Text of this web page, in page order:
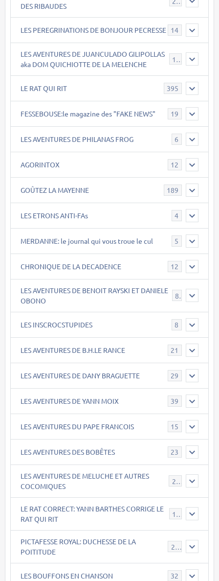
DES RIBAUDES
LES PEREGRINATIONS DE BONJOUR PECRESSE 14
LES AVENTURES DE JUANCULADO GILIPOLLAS
aka DOM QUICHIOTTE DE LA MELENCHE
119
LE RAT QUI RIT 395
FESSEBOUSE:le magazine des "FAKE NEWS" 19
LES AVENTURES DE PHILANAS FROG 6
AGORINTOX 12
GOÛTEZ LA MAYENNE 189
LES ETRONS ANTI-FAs 4
MERDANNE: le journal qui vous troue le cul 5
CHRONIQUE DE LA DECADENCE 12
LES AVENTURES DE BENOIT RAYSKI ET DANIELE
OBONO
8
LES INSCROCSTUPIDES 8
LES AVENTURES DE B.H.LE RANCE 21
LES AVENTURES DE DANY BRAGUETTE 29
LES AVENTURES DE YANN MOIX 39
LES AVENTURES DU PAPE FRANCOIS 15
LES AVENTURES DES BOBÊTES 23
LES AVENTURES DE MELUCHE ET AUTRES
COCOMIQUES
22
LE RAT CORRECT: YANN BARTHES CORRIGE LE
RAT QUI RIT
15
PICTAFESSE ROYAL: DUCHESSE DE LA
POITITUDE
23
LES BOUFFONS EN CHANSON 32